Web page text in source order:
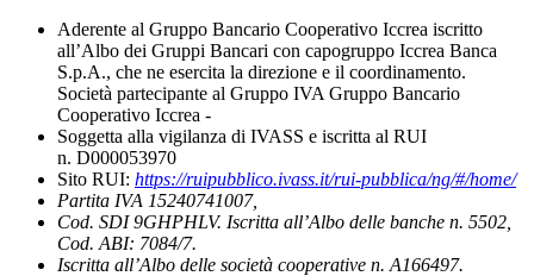
Aderente al Gruppo Bancario Cooperativo Iccrea iscritto
all’Albo dei Gruppi Bancari con capogruppo Iccrea Banca
S.p.A., che ne esercita la direzione e il coordinamento.
Società partecipante al Gruppo IVA Gruppo Bancario
Cooperativo Iccrea -
Soggetta alla vigilanza di IVASS e iscritta al RUI
n. D000053970
Sito RUI: https://ruipubblico.ivass.it/rui-pubblica/ng/#/home/
Partita IVA 15240741007,
Cod. SDI 9GHPHLV. Iscritta all’Albo delle banche n. 5502,
Cod. ABI: 7084/7.
Iscritta all’Albo delle società cooperative n. A166497.